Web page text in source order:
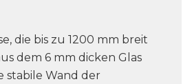
die bis zu 1200 mm breit
dem 6 mm dicken Glas
stabile Wand der